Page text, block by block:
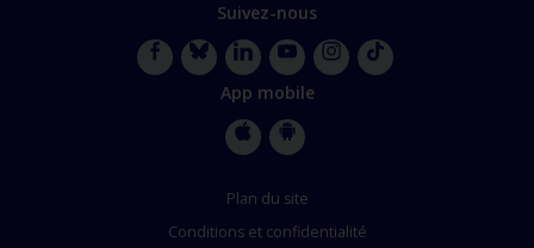
Suivez-nous
BlueskyLinkedInYouTube
App mobile
StoreStore
Plan du site
Conditions et confidentialité